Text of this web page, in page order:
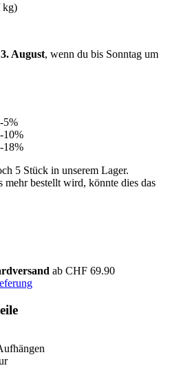
kg)
August, wenn du bis Sonntag um
-5%
-10%
-18%
5 Stück in unserem Lager.
mehr bestellt wird, könnte dies das
ab CHF 69.90